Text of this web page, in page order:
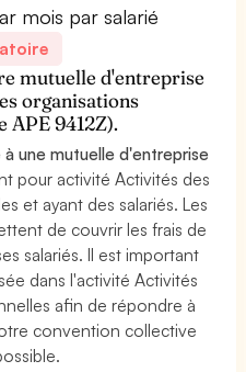
mois par salarié
mutuelle d'entreprise
organisations
APE 9412Z).
une mutuelle d'entreprise
pour activité Activités des
et ayant des salariés. Les
de couvrir les frais de
salariés. Il est important
dans l'activité Activités
afin de répondre à
convention collective